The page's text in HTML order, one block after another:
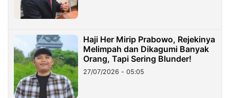
Haji Her Mirip Prabowo, Rejekinya
Melimpah dan Dikagumi Banyak
Orang, Tapi Sering Blunder!
27/07/2026 - 05:05